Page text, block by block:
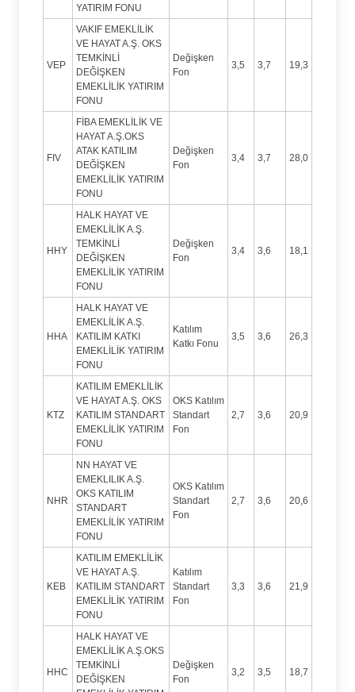
YATIRIM FONU
VEP
VAKIF EMEKLİLİK
VE HAYAT A.Ş. OKS
TEMKİNLİ
DEĞİŞKEN
EMEKLİLİK YATIRIM
FONU
Değişken
Fon
3,5 3,7 19,3
FIV
FİBA EMEKLİLİK VE
HAYAT A.Ş.OKS
ATAK KATILIM
DEĞİŞKEN
EMEKLİLİK YATIRIM
FONU
Değişken
Fon
3,4 3,7 28,0
HHY
HALK HAYAT VE
EMEKLİLİK A.Ş.
TEMKİNLİ
DEĞİŞKEN
EMEKLİLİK YATIRIM
FONU
Değişken
Fon
3,4 3,6 18,1
HHA
HALK HAYAT VE
EMEKLİLİK A.Ş.
KATILIM KATKI
EMEKLİLİK YATIRIM
FONU
Katılım
Katkı Fonu
3,5 3,6 26,3
KTZ
KATILIM EMEKLİLİK
VE HAYAT A.Ş. OKS
KATILIM STANDART
EMEKLİLİK YATIRIM
FONU
OKS Katılım
Standart
Fon
2,7 3,6 20,9
NHR
NN HAYAT VE
EMEKLILIK A.Ş.
OKS KATILIM
STANDART
EMEKLİLİK YATIRIM
FONU
OKS Katılım
Standart
Fon
2,7 3,6 20,6
KEB
KATILIM EMEKLİLİK
VE HAYAT A.Ş.
KATILIM STANDART
EMEKLİLİK YATIRIM
FONU
Katılım
Standart
Fon
3,3 3,6 21,9
HHC
HALK HAYAT VE
EMEKLİLİK A.Ş.OKS
TEMKİNLİ
DEĞİŞKEN
Değişken
Fon
3,2 3,5 18,7